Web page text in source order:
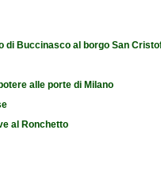
di Buccinasco al borgo San
alle porte di Milano
al Ronchetto